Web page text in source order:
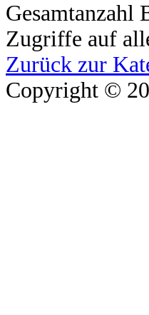
Gesamtanzahl
Zugriffe auf
Zurück zur
Copyright ©